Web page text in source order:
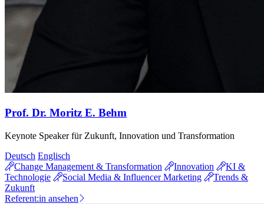
Prof. Dr. Moritz E. Behm
Keynote Speaker für Zukunft, Innovation und Transformation
Deutsch Englisch
Change Management & Transformation
Innovation
KI &
Technologie
Social Media & Influencer Marketing
Trends &
Zukunft
Referent:in ansehen